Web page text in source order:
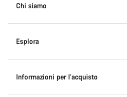
Home
Chi siamo
All’interno di Canyon
Innovazione in Canyon
Esplora
Eventi
Informazioni per l’acquisto